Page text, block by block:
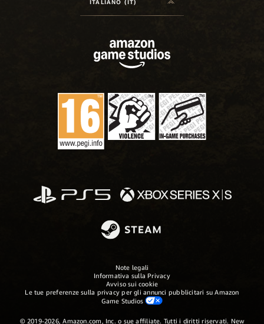
ITALIANO (IT)
Note legali
Informativa sulla Privacy
Avviso sui cookie
Le tue preferenze sulla privacy per gli annunci pubblicitari su Amazon
Game Studios
© 2019-2026, Amazon.com, Inc. o sue affiliate. Tutti i diritti riservati. New